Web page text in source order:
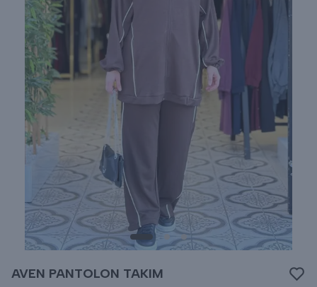
AVEN PANTOLON TAKIM